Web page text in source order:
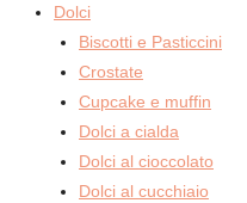
Dolci
Biscotti e Pasticcini
Crostate
Cupcake e muffin
Dolci a cialda
Dolci al cioccolato
Dolci al cucchiaio